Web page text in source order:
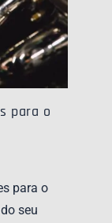
para o
para o
seu